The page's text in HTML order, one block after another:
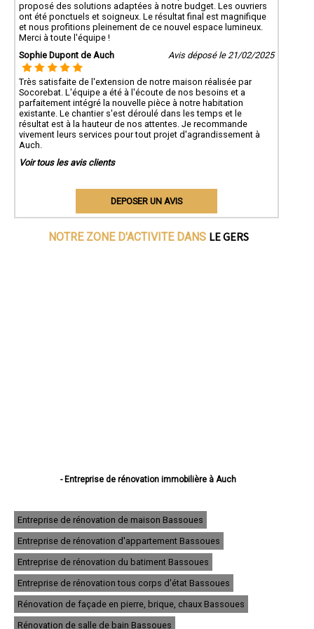
proposé des solutions adaptées à notre budget. Les ouvriers
ont été ponctuels et soigneux. Le résultat final est magnifique
et nous profitions pleinement de ce nouvel espace lumineux.
Merci à toute l'équipe !
Sophie Dupont de Auch
Avis déposé le 21/02/2025
Très satisfaite de l'extension de notre maison réalisée par
Socorebat. L'équipe a été à l'écoute de nos besoins et a
parfaitement intégré la nouvelle pièce à notre habitation
existante. Le chantier s'est déroulé dans les temps et le
résultat est à la hauteur de nos attentes. Je recommande
vivement leurs services pour tout projet d'agrandissement à
Auch.
Voir tous les avis clients
DEPOSER UN AVIS
NOTRE ZONE D'ACTIVITE DANS LE GERS
- Entreprise de rénovation immobilière à Auch
- Entreprise de rénovation immobilière à Fleurance
- Entreprise de rénovation immobilière à Eauze
- Entreprise de rénovation immobilière à Mirande
- Entreprise de rénovation immobilière à Lectoure
- Entreprise de rénovation immobilière à Vic-Fezensac
- Entreprise de rénovation immobilière à Gimont
- Entreprise de rénovation immobilière à Pavie
- Entreprise de rénovation immobilière à Samatan
- Entreprise de rénovation immobilière à Nogaro
Entreprise de rénovation de maison Bassoues
Entreprise de rénovation d'appartement Bassoues
Entreprise de rénovation du batiment Bassoues
Entreprise de rénovation tous corps d'état Bassoues
Rénovation de façade en pierre, brique, chaux Bassoues
Rénovation de salle de bain Bassoues